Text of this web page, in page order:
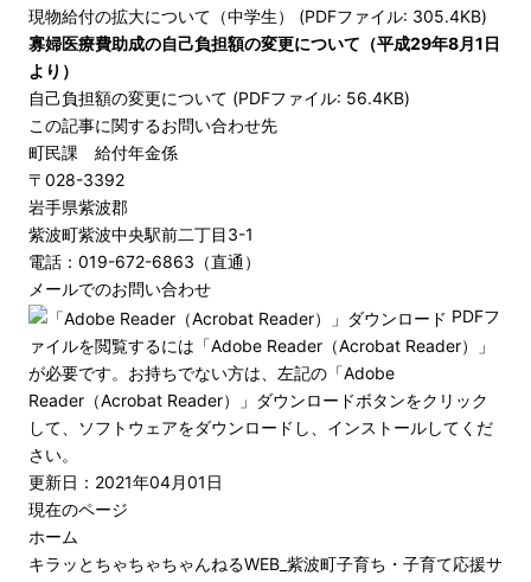
現物給付の拡大について（中学生） (PDFファイル: 305.4KB)
寡婦医療費助成の自己負担額の変更について（平成29年8月1日
より）
自己負担額の変更について (PDFファイル: 56.4KB)
この記事に関するお問い合わせ先
町民課 給付年金係
〒028-3392
岩手県紫波郡
紫波町紫波中央駅前二丁目3-1
電話：019-672-6863（直通）
メールでのお問い合わせ
PDFフ
ァイルを閲覧するには「Adobe Reader（Acrobat Reader）」
が必要です。お持ちでない方は、左記の「Adobe
Reader（Acrobat Reader）」ダウンロードボタンをクリック
して、ソフトウェアをダウンロードし、インストールしてくだ
さい。
更新日：2021年04月01日
現在のページ
ホーム
キラッとちゃちゃちゃんねるWEB_紫波町子育ち・子育て応援サ